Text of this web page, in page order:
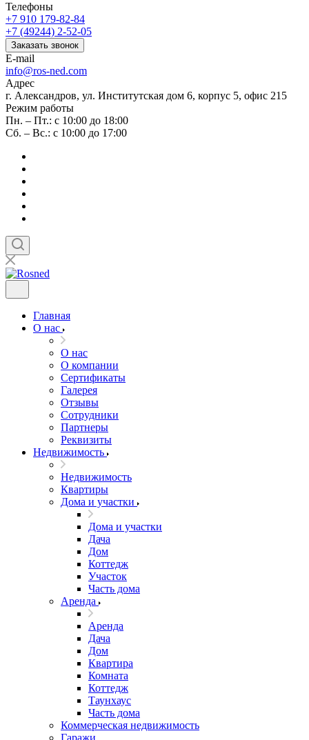
Телефоны
+7 910 179-82-84
+7 (49244) 2-52-05
Заказать звонок
E-mail
info@ros-ned.com
Адрес
г. Александров, ул. Институтская дом 6, корпус 5, офис 215
Режим работы
Пн. – Пт.: с 10:00 до 18:00
Сб. – Вс.: с 10:00 до 17:00
Главная
О нас
О нас
О компании
Сертификаты
Галерея
Отзывы
Сотрудники
Партнеры
Реквизиты
Недвижимость
Недвижимость
Квартиры
Дома и участки
Дома и участки
Дача
Дом
Коттедж
Участок
Часть дома
Аренда
Аренда
Дача
Дом
Квартира
Комната
Коттедж
Таунхаус
Часть дома
Коммерческая недвижимость
Гаражи